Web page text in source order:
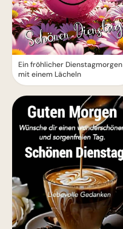
Ein fröhlicher Dienstagmorgen
mit einem Lächeln